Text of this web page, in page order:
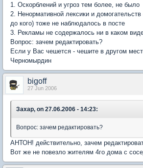
1. Оскорблений и угроз тем более, не было
2. Ненормативной лексики и
до кого) тоже не наблюдалось в посте
3. Рекламы не содержалось ни в каком
Вопрос: зачем редактировать?
Если у Вас чешется - чешите в другом
Черномырдин
bigoff
27 Jun 2006
Захар, on 27.06.2006 - 14:23:
Вопрос: зачем редактировать?
АНТОН! действительно, зачем
Вот же не повезло жителям 4го дома с